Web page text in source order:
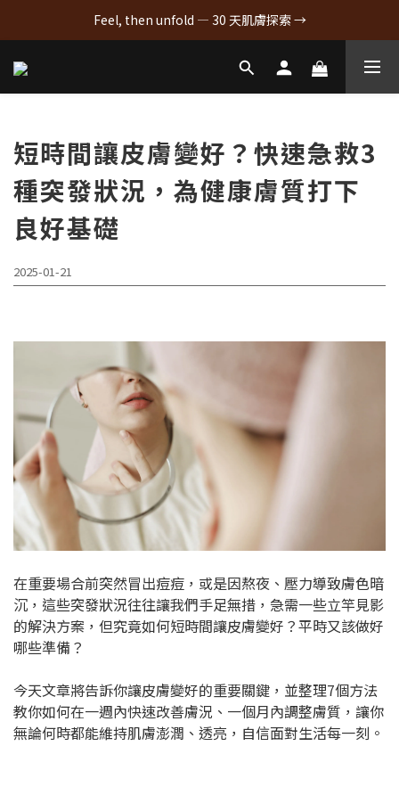
Feel, then unfold — 30 天肌膚探索 →
短時間讓皮膚變好？快速急救3
種突發狀況，為健康膚質打下
良好基礎
2025-01-21
在重要場合前突然冒出痘痘，或是因熬夜、壓力導致膚色暗
沉，這些突發狀況往往讓我們手足無措，急需一些立竿見影
的解決方案，但究竟如何短時間讓皮膚變好？平時又該做好
哪些準備？
今天文章將告訴你讓皮膚變好的重要關鍵，並整理7個方法
教你如何在一週內快速改善膚況、一個月內調整膚質，讓你
無論何時都能維持肌膚澎潤、透亮，自信面對生活每一刻。